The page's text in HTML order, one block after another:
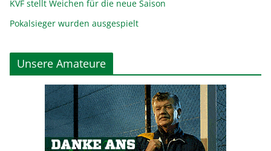
KVF stellt Weichen für die neue Saison
Pokalsieger wurden ausgespielt
Unsere Amateure